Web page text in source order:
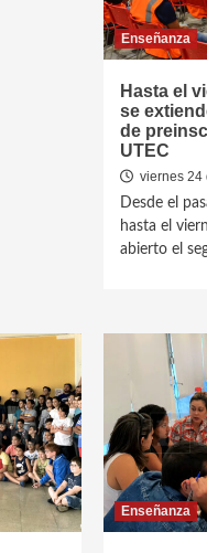
Enseñanza
Hasta el
se
de
UTEC
viernes 24
Desde el
hasta el
abierto el
Enseñanza